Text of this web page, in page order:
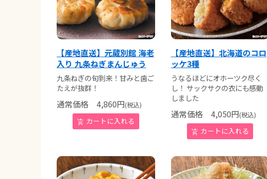
【産地直送】元蔵別館 海老
入り 九条ねぎまんじゅう
九条ねぎの旬到来！甘みと歯ご
たえが抜群！
通常価格 4,860円(税込)
【産地直送】北海道のコロ
ッケ3種
うなるほどにオホーツク尽く
し！ サックサクの衣にも感動
しました
通常価格4,050円(税込)